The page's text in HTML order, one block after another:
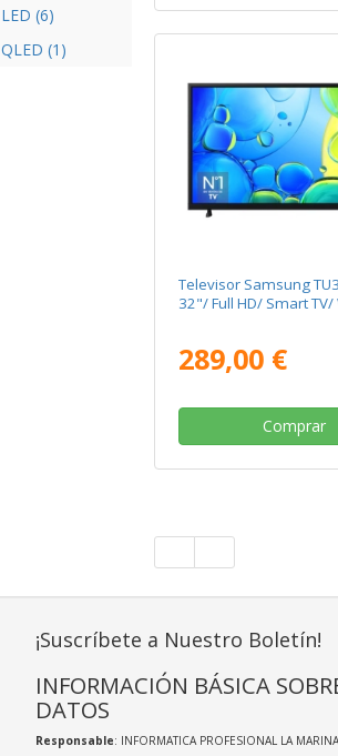
LED (6)
QLED (1)
Televisor Samsung
32"/ Full HD/ Smart TV/
289,00 €
Comprar
¡Suscríbete a Nuestro Boletín!
INFORMACIÓN BÁSICA
DATOS
Responsable: INFORMATICA PROFESIONAL LA